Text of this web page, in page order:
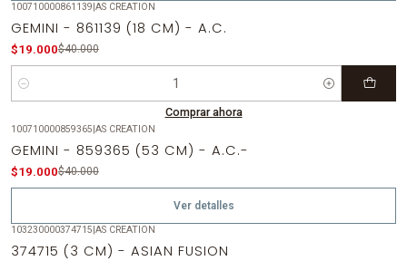
100710000861139 AS CREATION
GEMINI - 861139 (18 CM) - A.C.
$19.000$40.000
Cantidad
Comprar ahora
Agotado
100710000859365 AS CREATION
GEMINI - 859365 (53 CM) - A.C.-
$19.000$40.000
Ver detalles
OFF
103230000374715 AS CREATION
374715 (3 CM) - ASIAN FUSION